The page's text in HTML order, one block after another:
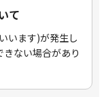
て
います)が発生し
ない場合があり